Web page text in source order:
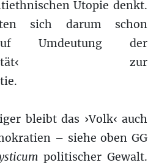
Utopie denkt.
sich darum schon
Umdeutung der
zur
bleibt das ›Volk‹ auch
– siehe oben GG
politischer Gewalt.